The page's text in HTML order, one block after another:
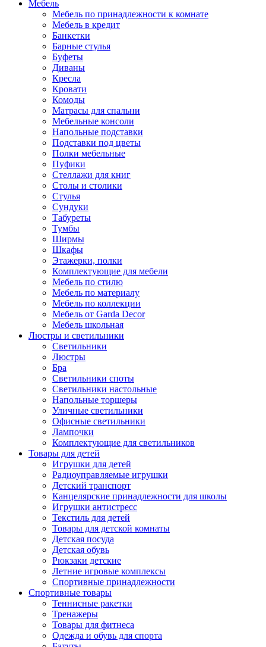
Мебель
Мебель по принадлежности к комнате
Мебель в кредит
Банкетки
Барные стулья
Буфеты
Диваны
Кресла
Кровати
Комоды
Матрасы для спальни
Мебельные консоли
Напольные подставки
Подставки под цветы
Полки мебельные
Пуфики
Стеллажи для книг
Столы и столики
Стулья
Сундуки
Табуреты
Тумбы
Ширмы
Шкафы
Этажерки, полки
Комплектующие для мебели
Мебель по стилю
Мебель по материалу
Мебель по коллекции
Мебель от Garda Decor
Мебель школьная
Люстры и светильники
Светильники
Люстры
Бра
Светильники споты
Светильники настольные
Напольные торшеры
Уличные светильники
Офисные светильники
Лампочки
Комплектующие для светильников
Товары для детей
Игрушки для детей
Радиоуправляемые игрушки
Детский транспорт
Канцелярские принадлежности для школы
Игрушки антистресс
Текстиль для детей
Товары для детской комнаты
Детская посуда
Детская обувь
Рюкзаки детские
Летние игровые комплексы
Спортивные принадлежности
Спортивные товары
Теннисные ракетки
Тренажеры
Товары для фитнеса
Одежда и обувь для спорта